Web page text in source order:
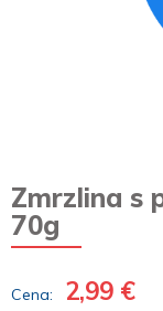
Zmrzlina s
70g
Cena: 2,99 €